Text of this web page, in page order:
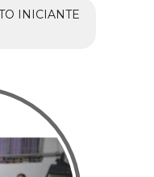
INICIANTE